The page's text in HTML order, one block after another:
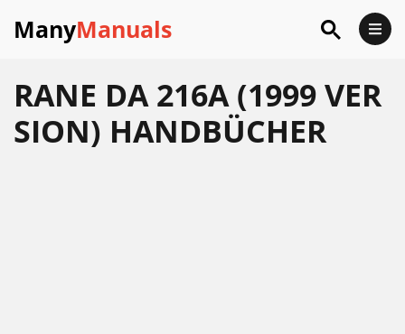
ManyManuals
RANE DA 216A (1999 VER
SION) HANDBÜCHER